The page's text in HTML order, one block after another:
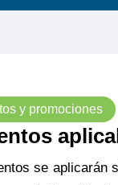
y promociones
se aplicarán